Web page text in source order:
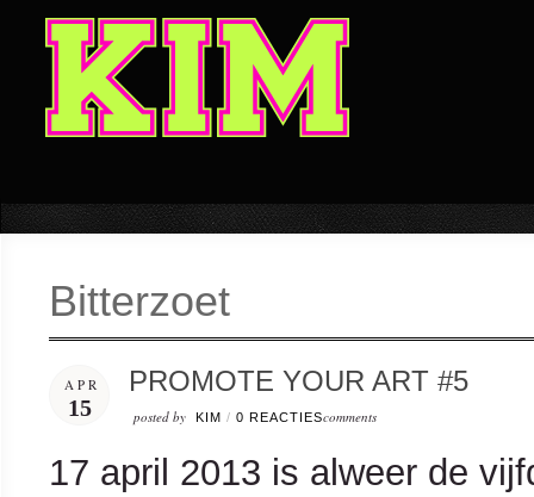
Bitterzoet
APR
15
PROMOTE YOUR ART #5
posted by KIM / 0 REACTIEScomments
17 april 2013 is alweer de